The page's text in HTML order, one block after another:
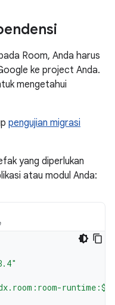
Room, Anda harus
ke project Anda.
mengetahui
pengujian migrasi
yang diperlukan
atau modul Anda:
runtime:$